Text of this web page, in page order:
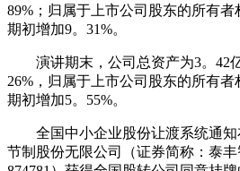
89%；归属于上市公司股东的所有
期初增加9。31%。
演讲期末，公司总资产为3。42亿
26%，归属于上市公司股东的所有
期初增加5。55%。
全国中小企业股份让渡系统通知
节制股份无限公司（证券简称：泰丰